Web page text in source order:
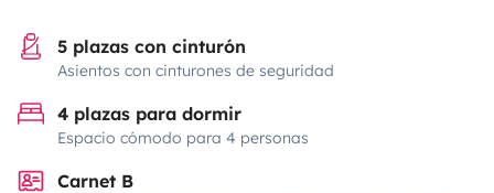
5 plazas con cinturón
Asientos con cinturones de seguridad
4 plazas para dormir
Espacio cómodo para 4 personas
Carnet B